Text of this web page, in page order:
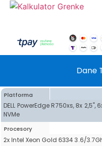
Dane
Platforma
DELL PowerEdge R750xs, 8x
NVMe
Procesory
2x Intel Xeon Gold 6334 3.6/